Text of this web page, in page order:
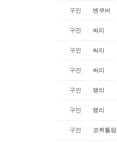
구인 밴쿠버
구인 써리
구인 써리
구인 써리
구인 랭리
구인 랭리
구인 코퀴틀람